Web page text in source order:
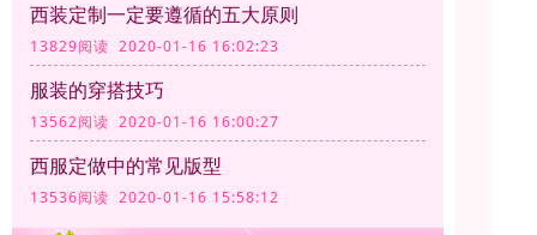
西装定制一定要遵循的五大原则
13829阅读 2020-01-16 16:02:23
服装的穿搭技巧
13562阅读 2020-01-16 16:00:27
西服定做中的常见版型
13536阅读 2020-01-16 15:58:12